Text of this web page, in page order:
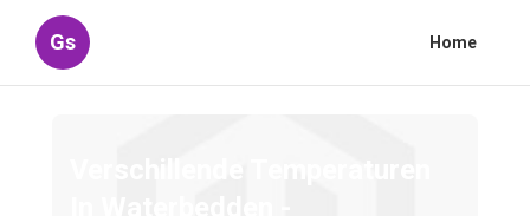
Gs Home